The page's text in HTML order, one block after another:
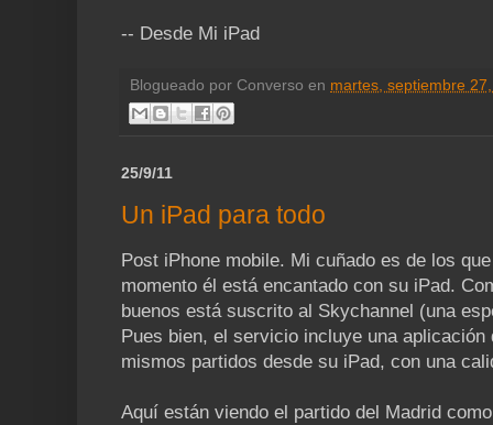
-- Desde Mi iPad
Blogueado por Converso en martes, septiembre
25/9/11
Un iPad para todo
Post iPhone mobile. Mi cuñado es de los
momento él está encantado con su iPad.
buenos está suscrito al Skychannel (una
Pues bien, el servicio incluye una
mismos partidos desde su iPad, con una
Aquí están viendo el partido del Madrid